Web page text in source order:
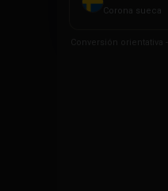
Corona sueca